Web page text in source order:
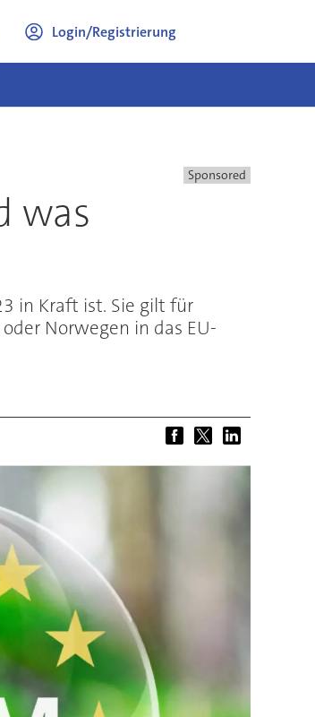
Login/Registrierung
Sponsored
was
in Kraft ist. Sie gilt für
Norwegen in das EU-